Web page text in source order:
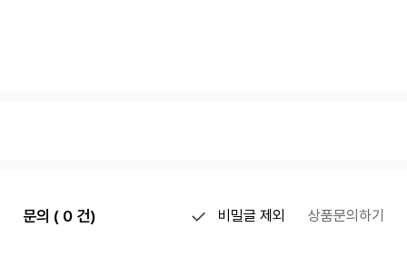
문의 ( 0 건) 비밀글 제외 상품문의하기